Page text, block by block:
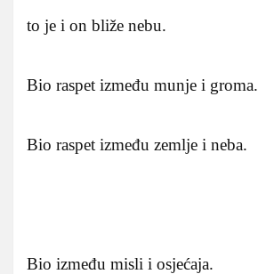
to je i on bliže nebu.
Bio raspet između munje i groma.
Bio raspet između zemlje i neba.
Bio između misli i osjećaja.